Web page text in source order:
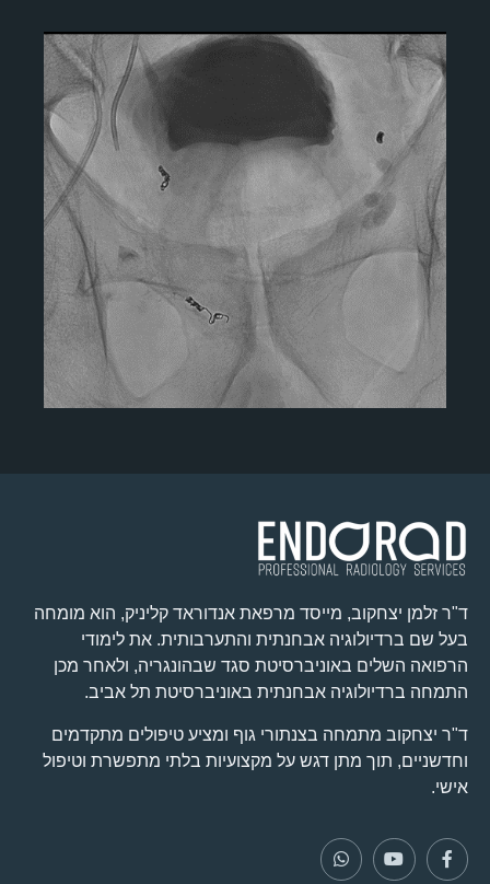
ד"ר זלמן יצחקוב, מייסד מרפאת אנדוראד קליניק, הוא מומחה
בעל שם ברדיולוגיה אבחנתית והתערבותית. את לימודי
הרפואה השלים באוניברסיטת סגד שבהונגריה, ולאחר מכן
התמחה ברדיולוגיה אבחנתית באוניברסיטת תל אביב.
ד"ר יצחקוב מתמחה בצנתורי גוף ומציע טיפולים מתקדמים
וחדשניים, תוך מתן דגש על מקצועיות בלתי מתפשרת וטיפול
אישי.